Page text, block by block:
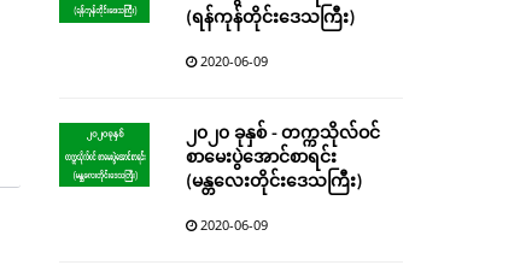
(ရန်ကုန်တိုင်းဒေသကြီး)
2020-06-09
၂၀၂၀ ခုနှစ် - တက္ကသိုလ်ဝင်
စာမေးပွဲအောင်စာရင်း
(မန္တလေးတိုင်းဒေသကြီး)
2020-06-09